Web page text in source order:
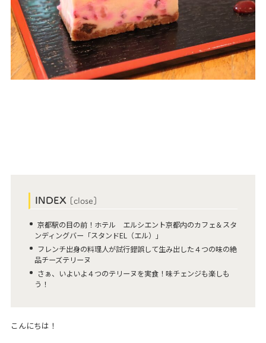
INDEX [close]
京都駅の目の前！ホテル エルシエント京都内のカフェ＆スタ
ンディングバー「スタンドEL（エル）」
フレンチ出身の料理人が試行錯誤して生み出した４つの味の絶
品チーズテリーヌ
さぁ、いよいよ４つのテリーヌを実食！味チェンジも楽しも
う！
こんにちは！